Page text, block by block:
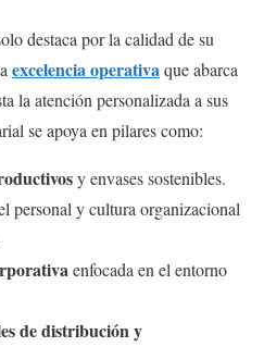
destaca por la calidad de su
excelencia operativaque abarca
la atención personalizada a sus
se apoya en pilares como:
y envases sostenibles.
personal y cultura organizacional
enfocada en el entorno
de distribución y